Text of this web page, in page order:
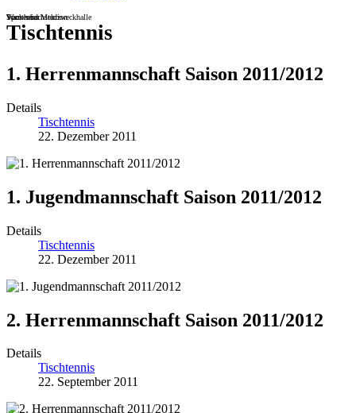
Sportheim
Turn- und Mehrzweckhalle
Wackenbachstadion
Tischtennis
1. Herrenmannschaft Saison 2011/2012
Details
Tischtennis
22. Dezember 2011
1. Jugendmannschaft Saison 2011/2012
Details
Tischtennis
22. Dezember 2011
2. Herrenmannschaft Saison 2011/2012
Details
Tischtennis
22. September 2011